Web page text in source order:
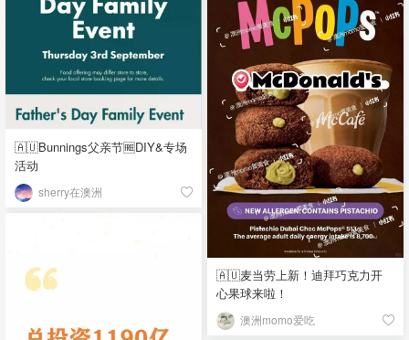
🇦🇺Bunnings父亲节🆓DIY&专场
活动
sherry在澳洲
🇦🇺麦当劳上新！迪拜巧克力开
心果球来啦！
澳洲momo爱吃